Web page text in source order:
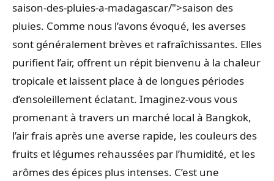
saison-des-pluies-a-madagascar/">saison des
pluies. Comme nous l’avons évoqué, les averses
sont généralement brèves et rafraîchissantes. Elles
purifient l’air, offrent un répit bienvenu à la chaleur
tropicale et laissent place à de longues périodes
d’ensoleillement éclatant. Imaginez-vous vous
promenant à travers un marché local à Bangkok,
l’air frais après une averse rapide, les couleurs des
fruits et légumes rehaussées par l’humidité, et les
arômes des épices plus intenses. C’est une